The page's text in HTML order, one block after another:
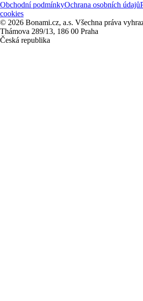
Obchodní podmínkyOchrana osobních údajů
cookies
© 2026 Bonami.cz, a.s. Všechna práva
Thámova 289/13, 186 00 Praha
Česká republika